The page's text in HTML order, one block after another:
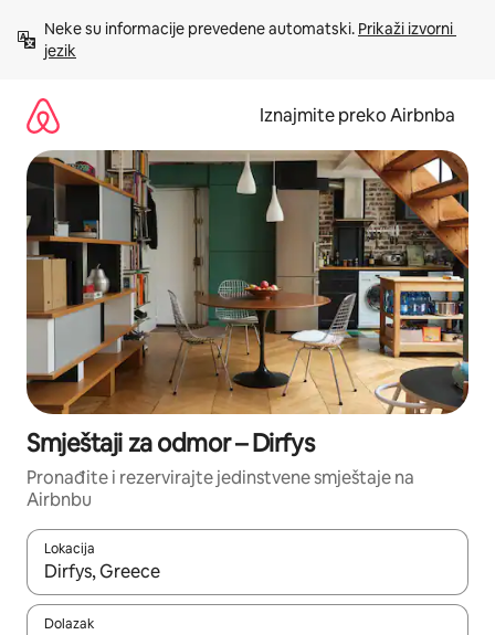
sadržaj
Neke su informacije prevedene automatski. Prikaži izvorni
jezik
Iznajmite preko Airbnba
Smještaji za odmor – Dirfys
Pronađite i rezervirajte jedinstvene smještaje na
Airbnbu
Lokacija
Kada budu dostupni rezultati, moći ćete ih pregledati
Dolazak